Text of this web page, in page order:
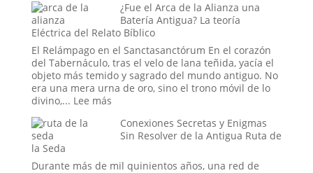
Estadounidense
Efecto
Placebo
en
Masa:
Cuando
la
Fe
la
Realidad
¿Fue el Arca de la Alianza una
Batería Antigua? La teoría
Eléctrica del Relato Bíblico
El Relámpago en el Sanctasanctórum En el corazón
del Tabernáculo, tras el velo de lana teñida, yacía el
objeto más temido y sagrado del mundo antiguo. No
era una mera urna de oro, sino el trono móvil de lo
divino,... Lee más:
Arca
la
Conexiones Secretas y Enigmas
Sin Resolver de la Antigua Ruta de
la Seda
Durante más de mil quinientos años, una red de